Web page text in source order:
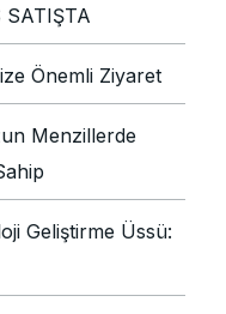
SATIŞTA
Önemli Ziyaret
Menzillerde
Geliştirme Üssü: